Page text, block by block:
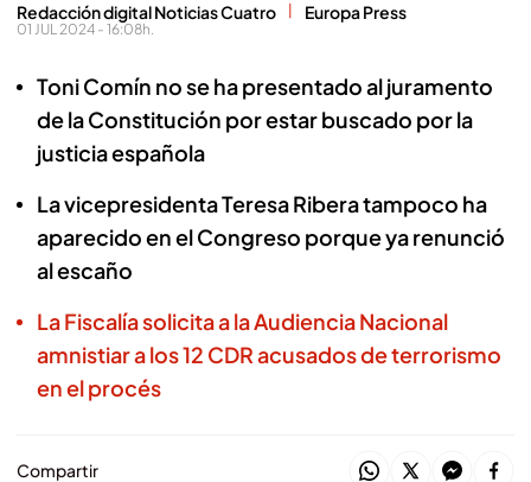
Redacción digital Noticias Cuatro Europa Press
01 JUL 2024 - 16:08h.
Toni Comín no se ha presentado al juramento
de la Constitución por estar buscado por la
justicia española
La vicepresidenta Teresa Ribera tampoco ha
aparecido en el Congreso porque ya renunció
al escaño
La Fiscalía solicita a la Audiencia Nacional
amnistiar a los 12 CDR acusados de terrorismo
en el procés
Compartir